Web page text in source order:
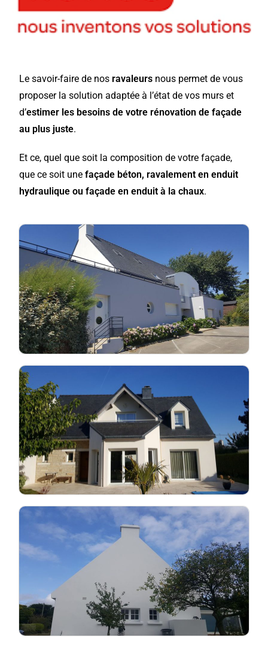
Le savoir-faire de nos ravaleurs nous permet de vous
proposer la solution adaptée à l’état de vos murs et
d’estimer les besoins de votre rénovation de façade
au plus juste.
Et ce, quel que soit la composition de votre façade,
que ce soit unefaçade béton, ravalement en enduit
hydraulique ou façade en enduit à la chaux.